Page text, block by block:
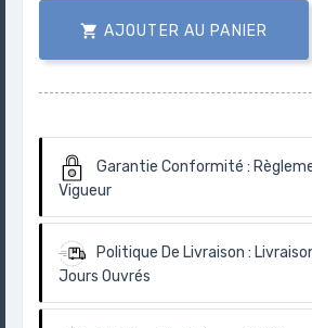
 AJOUTER AU PANIER
Garantie Conformité :
Vigueur
Politique De Livraison :
Jours Ouvrés